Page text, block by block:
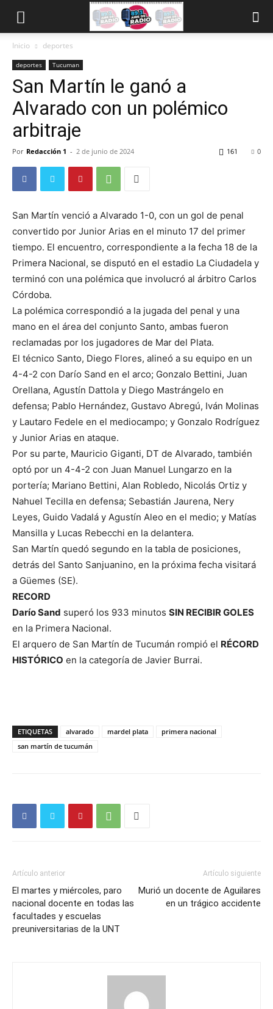
Inicio deportes
deportes Tucuman
San Martín le ganó a
Alvarado con un polémico
arbitraje
Por Redacción 1 - 2 de junio de 2024 0
161
San Martín venció a Alvarado 1-0, con un gol de penal
convertido por Junior Arias en el minuto 17 del primer
tiempo. El encuentro, correspondiente a la fecha 18 de la
Primera Nacional, se disputó en el estadio La Ciudadela y
terminó con una polémica que involucró al árbitro Carlos
Córdoba.
La polémica correspondió a la jugada del penal y una
mano en el área del conjunto Santo, ambas fueron
reclamadas por los jugadores de Mar del Plata.
El técnico Santo, Diego Flores, alineó a su equipo en un
4-4-2 con Darío Sand en el arco; Gonzalo Bettini, Juan
Orellana, Agustín Dattola y Diego Mastrángelo en
defensa; Pablo Hernández, Gustavo Abregú, Iván Molinas
y Lautaro Fedele en el mediocampo; y Gonzalo Rodríguez
y Junior Arias en ataque.
Por su parte, Mauricio Giganti, DT de Alvarado, también
optó por un 4-4-2 con Juan Manuel Lungarzo en la
portería; Mariano Bettini, Alan Robledo, Nicolás Ortiz y
Nahuel Tecilla en defensa; Sebastián Jaurena, Nery
Leyes, Guido Vadalá y Agustín Aleo en el medio; y Matías
Mansilla y Lucas Rebecchi en la delantera.
San Martín quedó segundo en la tabla de posiciones,
detrás del Santo Sanjuanino, en la próxima fecha visitará
a Güemes (SE).
RECORD
Darío Sand superó los 933 minutos SIN RECIBIR GOLES
en la Primera Nacional.
El arquero de San Martín de Tucumán rompió el RÉCORD
HISTÓRICO en la categoría de Javier Burrai.
ETIQUETAS alvarado mardel plata
primera nacional
san martín de tucumán
Artículo anterior
El martes y miércoles, paro
nacional docente en todas las
facultades y escuelas
preuniversitarias de la UNT
Artículo siguiente
Murió un docente de Aguilares
en un trágico accidente